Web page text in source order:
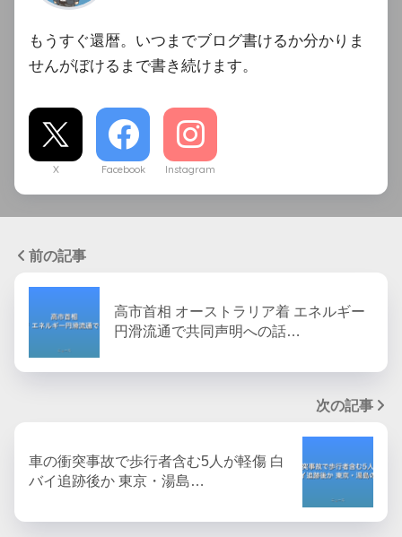
もうすぐ還暦。いつまでブログ書けるか分かりま
せんがぼけるまで書き続けます。
X Facebook Instagram
前の記事
高市首相 オーストラリア着 エネルギー
円滑流通で共同声明への話…
次の記事
車の衝突事故で歩行者含む5人が軽傷 白
バイ追跡後か 東京・湯島…